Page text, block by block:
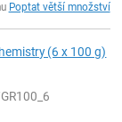
Poptat větší množství
(6 x 100 g)